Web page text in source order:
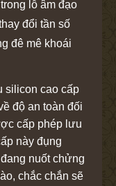
lỗ âm đạo
đổi tần số
đê mê khoái
silicon cao cấp
độ an toàn đối
cấp phép lưu
này đụng
nuốt chửng
chắc chắn sẽ